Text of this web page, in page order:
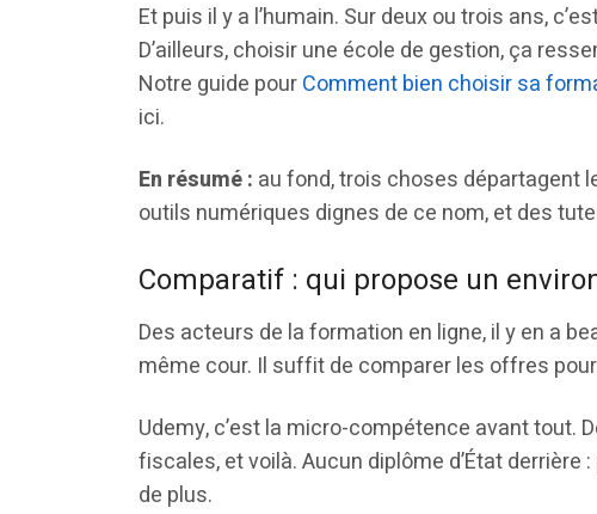
Et puis il y a l’humain. Sur deux ou trois ans,
D’ailleurs, choisir une école de gestion, ça
Notre guide pourComment bien choisir sa
ici.
En résumé : au fond, trois choses départagent
outils numériques dignes de ce nom, et des
Comparatif : qui propose un
Des acteurs de la formation en ligne, il y en a
même cour. Il suffit de comparer les offres
Udemy, c’est la micro-compétence avant tout.
fiscales, et voilà. Aucun diplôme d’État
de plus.